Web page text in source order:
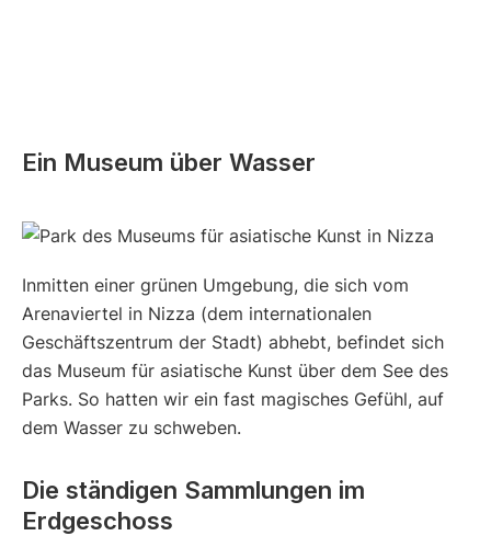
Ein Museum über Wasser
Inmitten einer grünen Umgebung, die sich vom
Arenaviertel in Nizza (dem internationalen
Geschäftszentrum der Stadt) abhebt, befindet sich
das Museum für asiatische Kunst über dem See des
Parks. So hatten wir ein fast magisches Gefühl, auf
dem Wasser zu schweben.
Die ständigen Sammlungen im
Erdgeschoss